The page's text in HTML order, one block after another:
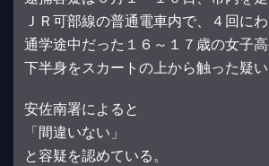
ＪＲ可部線の普通電車内で、４回にわ
通学途中だった１６～１７歳の女子
下半身をスカートの上から触った疑い
安佐南署によると
「間違いない」
と容疑を認めている。